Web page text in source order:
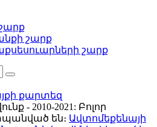
շարք
շարք
քարտեզ
- 2010-2021: Բոլոր
են։ Ավտոմեքենայի